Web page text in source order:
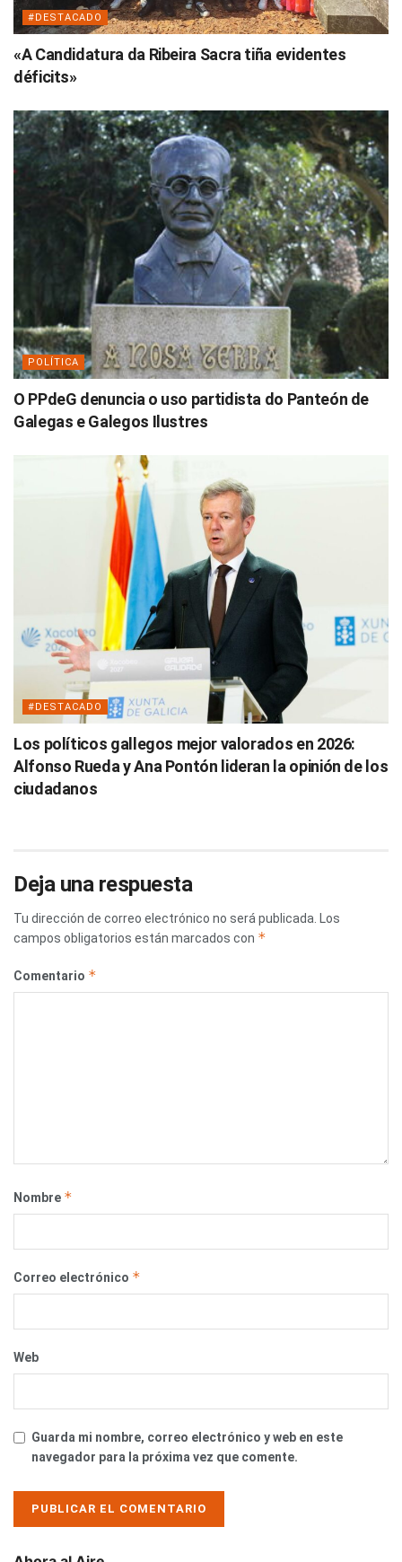
#DESTACADO
«A Candidatura da Ribeira Sacra tiña evidentes
déficits»
POLÍTICA
O PPdeG denuncia o uso partidista do Panteón de
Galegas e Galegos Ilustres
#DESTACADO
Los políticos gallegos mejor valorados en 2026:
Alfonso Rueda y Ana Pontón lideran la opinión de los
ciudadanos
Deja una respuesta
Tu dirección de correo electrónico no será publicada.
Los
campos obligatorios están marcados con *
Comentario *
Nombre *
Correo electrónico *
Web
Guarda mi nombre, correo electrónico y web en este
navegador para la próxima vez que comente.